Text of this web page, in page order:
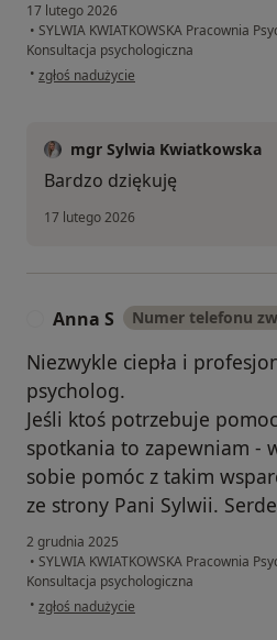
17 lutego 2026
• SYLWIA KWIATKOWSKA Pracownia
Konsultacja psychologiczna
• w opinii użytkownika Edyta
zgłoś nadużycie
mgr Sylwia Kwiatkowska
Bardzo dziękuję
17 lutego 2026
Anna S Numer telefonu
Niezwykle ciepła i
psycholog.
Jeśli ktoś potrzebuje
spotkania to zapewniam -
sobie pomóc z takim
ze strony Pani Sylwii.
2 grudnia 2025
• SYLWIA KWIATKOWSKA Pracownia
Konsultacja psychologiczna
• w opinii użytkownika Anna S
zgłoś nadużycie